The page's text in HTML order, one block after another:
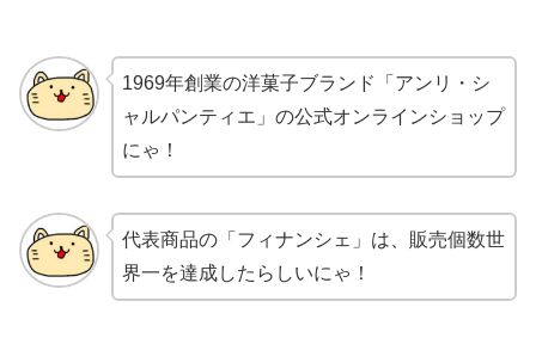
1969年創業の洋菓子ブランド「アンリ・シ
ャルパンティエ」の公式オンラインショップ
にゃ！
代表商品の「フィナンシェ」は、販売個数世
界一を達成したらしいにゃ！